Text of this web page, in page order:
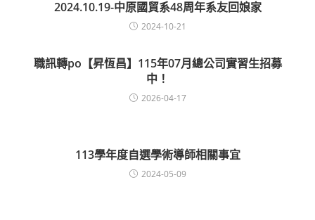
2024.10.19-中原國貿系48周年系友回娘家
2024-10-21
職訊轉po【昇恆昌】115年07月總公司實習生招募
中！
2026-04-17
113學年度自選學術導師相關事宜
2024-05-09